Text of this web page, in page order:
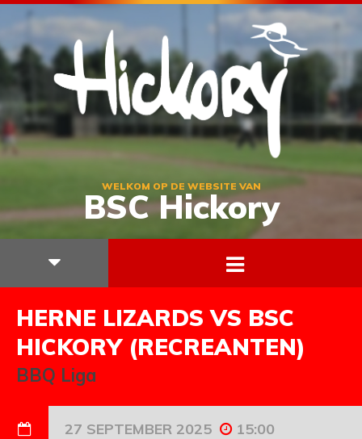
WELKOM OP DE WEBSITE VAN
BSC Hickory
HERNE LIZARDS VS BSC
HICKORY (RECREANTEN)
BBQ Liga
27 SEPTEMBER 2025 15:00